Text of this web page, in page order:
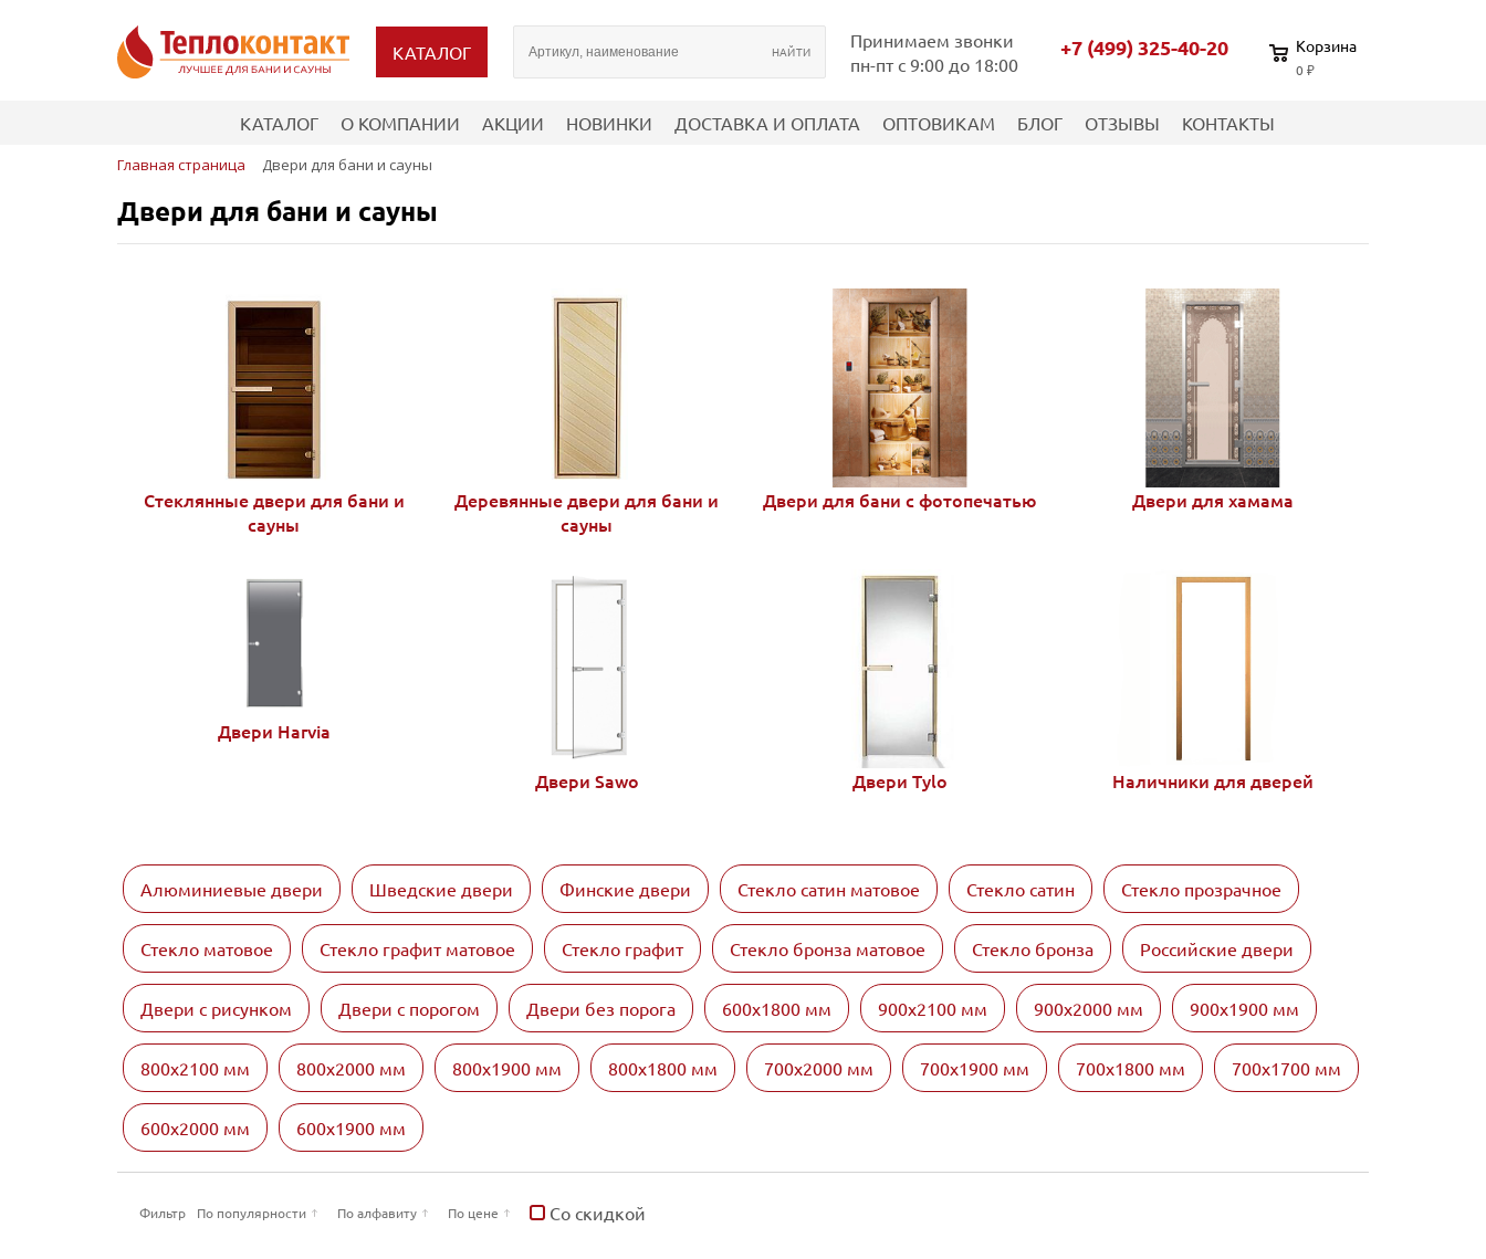
КАТАЛОГ
Принимаем звонки
пн-пт с 9:00 до 18:00
+7 (499) 325-40-20 Корзина
0 ₽
КАТАЛОГ О КОМПАНИИ АКЦИИ НОВИНКИ ДОСТАВКА И ОПЛАТА ОПТОВИКАМ БЛОГ ОТЗЫВЫ КОНТАКТЫ
Главная страница Двери для бани и сауны
Двери для бани и сауны
Стеклянные двери для бани и
сауны
Деревянные двери для бани и
сауны
Двери для бани с фотопечатью Двери для хамама
Двери Harvia
Двери Sawo Двери Tylo Наличники для дверей
Алюминиевые двери Шведские двери Финские двери Стекло сатин матовое Стекло сатин Стекло прозрачное
Стекло матовое Стекло графит матовое Стекло графит Стекло бронза матовое Стекло бронза Российские двери
Двери с рисунком Двери с порогом Двери без порога 600х1800 мм 900х2100 мм 900х2000 мм 900х1900 мм
800х2100 мм 800х2000 мм 800х1900 мм 800х1800 мм 700х2000 мм 700х1900 мм 700х1800 мм 700х1700 мм
600х2000 мм 600х1900 мм
Фильтр По популярности По алфавиту По цене Со скидкой